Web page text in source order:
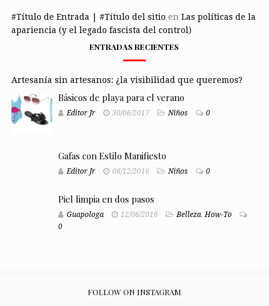
#Título de Entrada | #Título del sitio en Las políticas de la
apariencia (y el legado fascista del control)
ENTRADAS RECIENTES
Artesanía sin artesanos: ¿la visibilidad que queremos?
Básicos de playa para el verano
Editor Jr 30/06/2017 Niños 0
Gafas con Estilo Manifiesto
Editor Jr 06/12/2016 Niños 0
Piel limpia en dos pasos
Guapologa 12/06/2016 Belleza, How-To
0
FOLLOW ON INSTAGRAM